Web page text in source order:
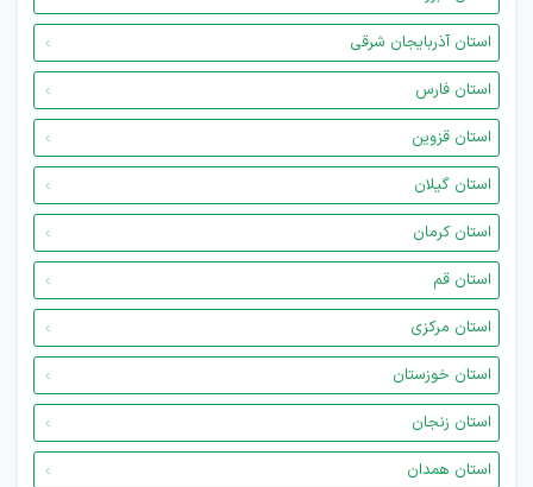
استان آذربایجان شرقی
استان فارس
استان قزوین
استان گیلان
استان کرمان
استان قم
استان مرکزی
استان خوزستان
استان زنجان
استان همدان